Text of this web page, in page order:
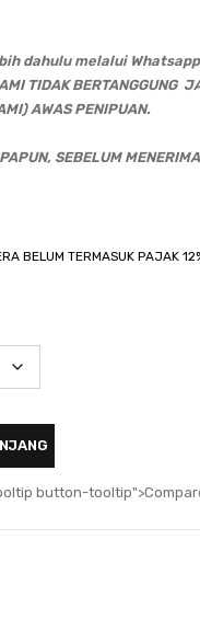
dahulu melalui
TIDAK BERTANGGUNG
AWAS PENIPUAN.
SEBELUM
BELUM TERMASUK PAJAK
button-